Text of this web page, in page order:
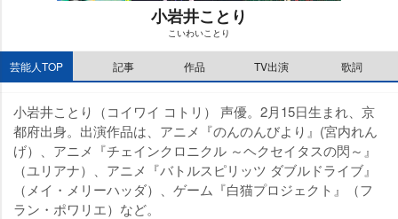
M
u
t
小岩井ことり
こいわいことり
芸能人TOP 記事 作品 TV出演 歌詞
小岩井ことり（コイワイ コトリ） 声優。2月15日生まれ、京
都府出身。出演作品は、アニメ『のんのんびより』(宮内れん
げ）、アニメ『チェインクロニクル ～ヘクセイタスの閃～』
（ユリアナ）、アニメ『バトルスピリッツ ダブルドライブ』
（メイ・メリーハッダ）、ゲーム『白猫プロジェクト』（フ
ラン・ポワリエ）など。